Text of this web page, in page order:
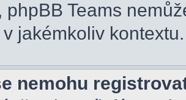
phpBB Teams
jakémkoliv kontextu.
nemohu